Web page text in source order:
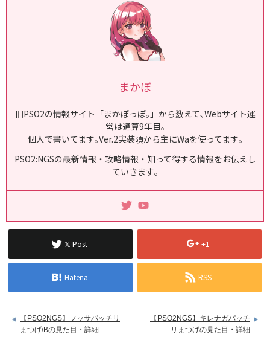
まかぽ
旧PSO2の情報サイト「まかぽっぽ｡」から数えて､Webサイト運
営は通算9年目｡
個人で書いてます｡Ver.2実装頃から主にWaを使ってます｡
PSO2:NGSの最新情報・攻略情報・知って得する情報をお伝えし
ていきます｡
𝕏 Post +1
Hatena RSS
【PSO2NGS】フッサパッチリ
まつげ/Bの見た目・詳細
【PSO2NGS】キレナガパッチ
リまつげの見た目・詳細